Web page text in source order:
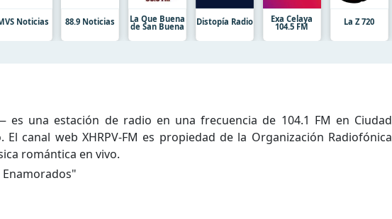
Noticias 88.9 Noticias La Que Buena
de San Buena Distopía Radio Exa Celaya
104.5 FM La Z 720
es una estación de radio en una frecuencia de 104.1 FM en Ciudad
El canal web XHRPV-FM es propiedad de la Organización Radiofónica
romántica en vivo.
Enamorados"